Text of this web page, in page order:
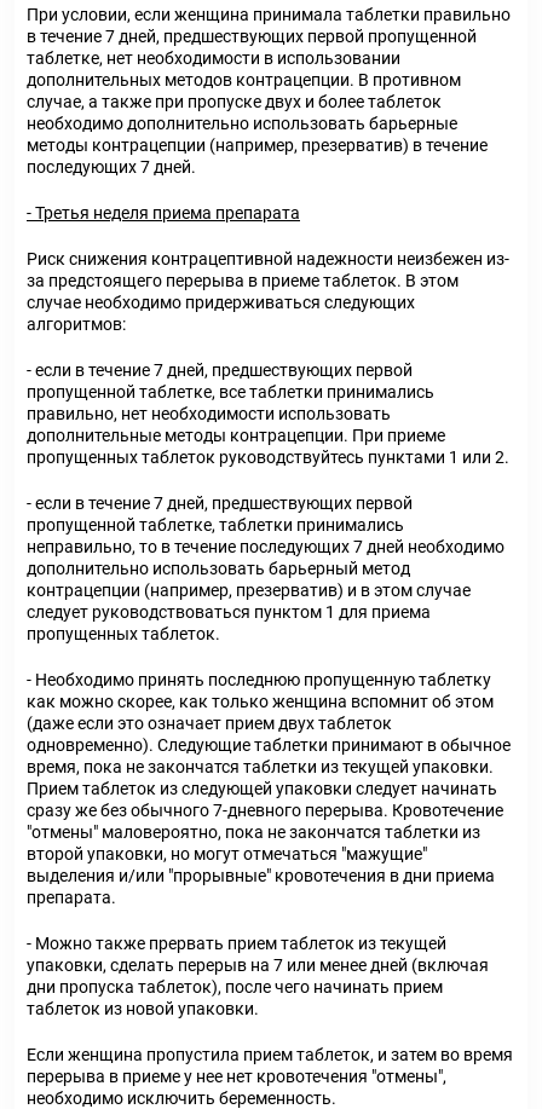
При условии, если женщина принимала таблетки правильно
в течение 7 дней, предшествующих первой пропущенной
таблетке, нет необходимости в использовании
дополнительных методов контрацепции. В противном
случае, а также при пропуске двух и более таблеток
необходимо дополнительно использовать барьерные
методы контрацепции (например, презерватив) в течение
последующих 7 дней.
- Третья неделя приема препарата
Риск снижения контрацептивной надежности неизбежен из-
за предстоящего перерыва в приеме таблеток. В этом
случае необходимо придерживаться следующих
алгоритмов:
- если в течение 7 дней, предшествующих первой
пропущенной таблетке, все таблетки принимались
правильно, нет необходимости использовать
дополнительные методы контрацепции. При приеме
пропущенных таблеток руководствуйтесь пунктами 1 или 2.
- если в течение 7 дней, предшествующих первой
пропущенной таблетке, таблетки принимались
неправильно, то в течение последующих 7 дней необходимо
дополнительно использовать барьерный метод
контрацепции (например, презерватив) и в этом случае
следует руководствоваться пунктом 1 для приема
пропущенных таблеток.
- Необходимо принять последнюю пропущенную таблетку
как можно скорее, как только женщина вспомнит об этом
(даже если это означает прием двух таблеток
одновременно). Следующие таблетки принимают в обычное
время, пока не закончатся таблетки из текущей упаковки.
Прием таблеток из следующей упаковки следует начинать
сразу же без обычного 7-дневного перерыва. Кровотечение
"отмены" маловероятно, пока не закончатся таблетки из
второй упаковки, но могут отмечаться "мажущие"
выделения и/или "прорывные" кровотечения в дни приема
препарата.
- Можно также прервать прием таблеток из текущей
упаковки, сделать перерыв на 7 или менее дней (включая
дни пропуска таблеток), после чего начинать прием
таблеток из новой упаковки.
Если женщина пропустила прием таблеток, и затем во время
перерыва в приеме у нее нет кровотечения "отмены",
необходимо исключить беременность.